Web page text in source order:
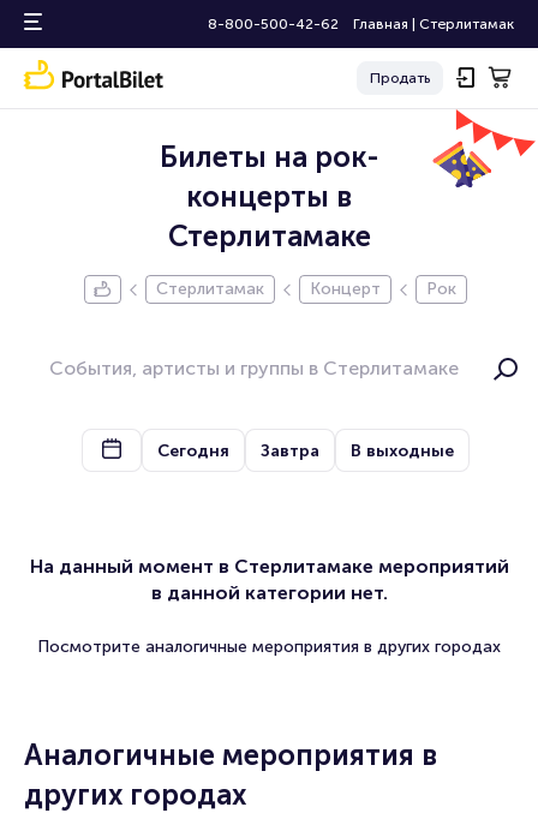
8-800-500-42-62 Главная Стерлитамак
Продать
Билеты на рок-
концерты в
Стерлитамаке
Стерлитамак Концерт Рок
Сегодня Завтра В выходные
На данный момент в Стерлитамаке мероприятий
в данной категории нет.
Посмотрите аналогичные мероприятия в других городах
Аналогичные мероприятия в
других городах